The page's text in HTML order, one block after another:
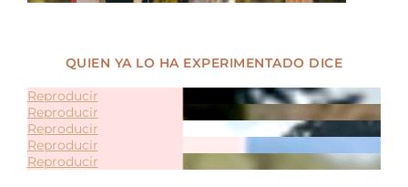
QUIEN YA LO HA EXPERIMENTADO DICE
Reproducir
Reproducir
Reproducir
Reproducir
Reproducir